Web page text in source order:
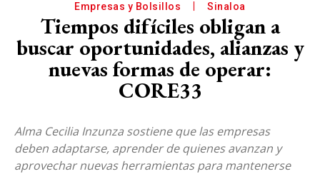
Empresas y Bolsillos Sinaloa
Tiempos difíciles obligan a
buscar oportunidades, alianzas y
nuevas formas de operar:
CORE33
Alma Cecilia Inzunza sostiene que las empresas
deben adaptarse, aprender de quienes avanzan y
aprovechar nuevas herramientas para mantenerse